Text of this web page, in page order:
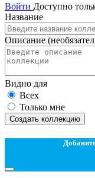
Войти Доступно
Название
Описание
Видно для
Всех
Только мне
Создать коллекцию